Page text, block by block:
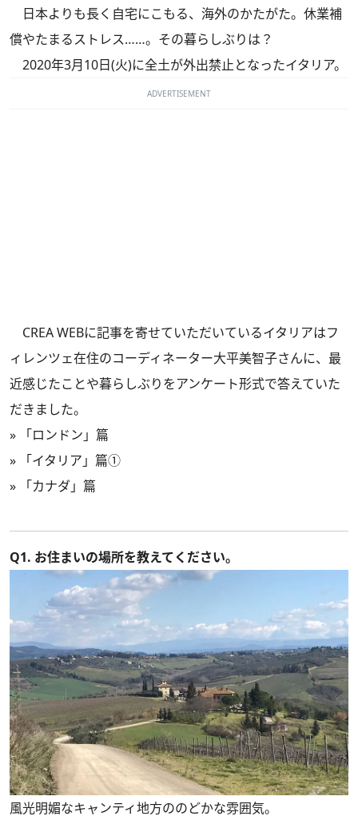
日本よりも長く自宅にこもる、海外のかたがた。休業補
償やたまるストレス……。その暮らしぶりは？
2020年3月10日(火)に全土が外出禁止となったイタリア。
ADVERTISEMENT
CREA WEBに記事を寄せていただいているイタリアはフ
ィレンツェ在住のコーディネーター大平美智子さんに、最
近感じたことや暮らしぶりをアンケート形式で答えていた
だきました。
»
「ロンドン」篇
»
「イタリア」篇①
»
「カナダ」篇
Q1. お住まいの場所を教えてください。
風光明媚なキャンティ地方ののどかな雰囲気。